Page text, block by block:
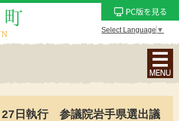
Select Language ▼
ナ
ビ
シ
27日執行 参議院岩手県選出議